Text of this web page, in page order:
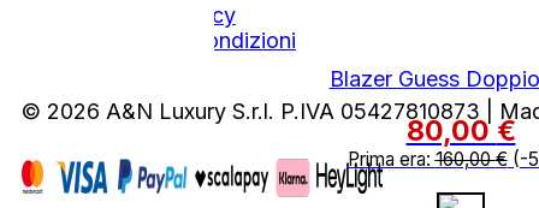
Blazer Guess
80,00 €
Prima era:160,00€(-
Privacy Policy
Termini e Condizioni
© 2026 A&N Luxury S.r.l. P.IVA 05427810873 |